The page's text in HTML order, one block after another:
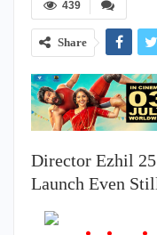
439
Share
Director Ezhil
Launch Even